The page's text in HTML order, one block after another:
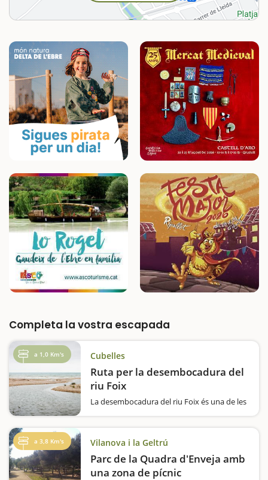
Completa la vostra escapada
a 1,0 Km's Cubelles
Ruta per la desembocadura del
riu Foix
La desembocadura del riu Foix és una de les
comportament de les aus, aquesta escapada
és…
a 3,8 Km's Vilanova i la Geltrú
Parc de la Quadra d'Enveja amb
una zona de pícnic